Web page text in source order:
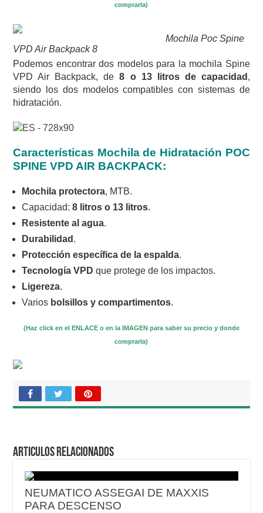
comprarla)
Mochila Poc Spine
VPD Air Backpack 8
Podemos encontrar dos modelos para la mochila Spine
VPD Air Backpack, de 8 o 13 litros de capacidad ,
siendo los dos modelos compatibles con sistemas de
hidratación.
Características Mochila de Hidratación POC
SPINE VPD AIR BACKPACK:
Mochila protectora, MTB.
Capacidad: 8 litros o 13 litros.
Resistente al agua.
Durabilidad .
Protección específica de la espalda.
Tecnología VPD que protege de los impactos.
Ligereza.
Varios bolsillos y compartimentos.
(Haz click en el ENLACE o en la IMAGEN para saber su precio y donde
comprarla)
Articulos relacionados
NEUMATICO ASSEGAI DE MAXXIS
PARA DESCENSO